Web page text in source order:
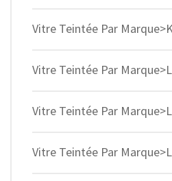
Vitre Teintée Par
Vitre Teintée Par
Vitre Teintée Par
Vitre Teintée Par